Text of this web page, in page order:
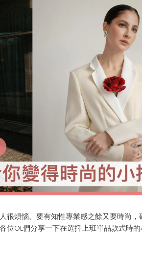
很煩惱。要有知性專業感之餘又要時尚，
位OL們分享一下在選擇上班單品款式時